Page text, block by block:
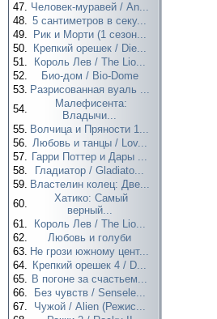
47. Человек-муравей / An...
48. 5 сантиметров в секу...
49.
Рик и Морти (1 сезон...
50.
Крепкий орешек / Die...
51.
Король Лев / The Lio...
52.
Био-дом / Bio-Dome
53. Разрисованная вуаль ...
54.
Малефисента:
Владычи...
55. Волчица и Пряности 1...
56. Любовь и танцы / Lov...
57. Гарри Поттер и Дары ...
58.
Гладиатор / Gladiato...
59. Властелин колец: Две...
60.
Хатико: Самый
верный...
61.
Король Лев / The Lio...
62.
Любовь и голуби
63. Не грози южному цент...
64. Крепкий орешек 4 / D...
65. В погоне за счастьем...
66.
Без чувств / Sensele...
67.
Чужой / Alien (Режис...